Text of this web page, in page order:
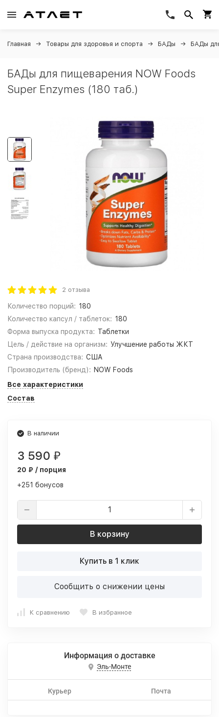
Главная Товары для здоровья и спорта БАДы БАДы
БАДы для пищеварения NOW Foods
Super Enzymes (180 таб.)
2 отзыва
Количество порций: 180
Количество капсул / таблеток: 180
Форма выпуска продукта: Таблетки
Цель / действие на организм: Улучшение работы ЖКТ
Страна производства: США
Производитель (бренд): NOW Foods
Все характеристики
Состав
В наличии
3 590 ₽
20 ₽ / порция
+251 бонусов
В корзину
Купить в 1 клик
Сообщить о снижении цены
К сравнению В избранное
Информация о доставке
Эль-Монте
Курьер Почта